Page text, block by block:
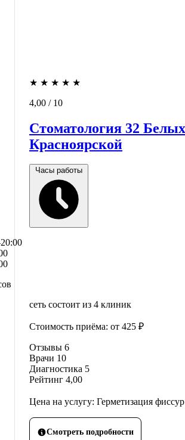
★ ★ ★ ★ ★
4,00 / 10
Стоматология 32
Красноярской
Часы работы
сеть состоит из 4 клиник
Стоимость приёма: от 425 ₽
Отзывы 6
Врачи 10
Диагностика 5
Рейтинг 4,00
Цена на услугу: Герметизация
Смотреть подробности